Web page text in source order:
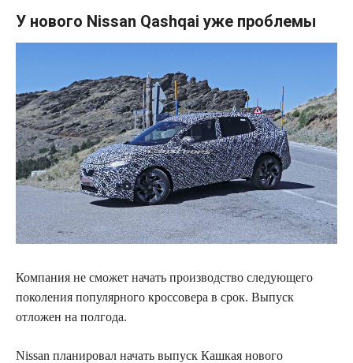
У нового Nissan Qashqai уже проблемы
Компания не сможет начать производство следующего
поколения популярного кроссовера в срок. Выпуск
отложен на полгода.
Nissan планировал начать выпуск Кашкая нового